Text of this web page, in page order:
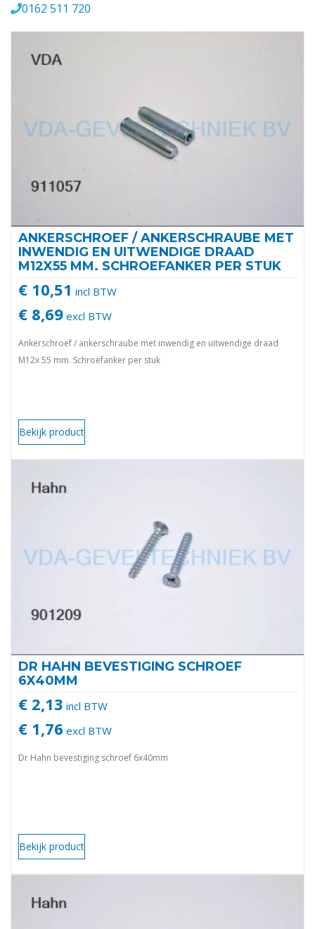
0162 511 720
ANKERSCHROEF / ANKERSCHRAUBE MET
INWENDIG EN UITWENDIGE DRAAD
M12X55 MM. SCHROEFANKER PER STUK
€ 10,51 incl BTW
€ 8,69 excl BTW
Ankerschroef / ankerschraube met inwendig en uitwendige draad
M12x 55 mm. Schroefanker per stuk
Bekijk product
DR HAHN BEVESTIGING SCHROEF
6X40MM
€ 2,13 incl BTW
€ 1,76 excl BTW
Dr Hahn bevestiging schroef 6x40mm
Bekijk product